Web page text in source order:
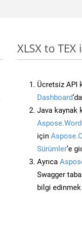
XLSX to
Ücretsiz API
Dashboard
Java kaynak
için
Sürümler‘e
Ayrıca
Swagger
bilgi